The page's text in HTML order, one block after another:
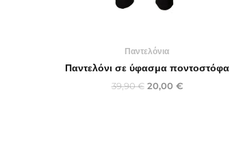
Παντελόνια
Παντελόνι σε ύφασμα ποντοστόφα
39,90€ 20,00 €